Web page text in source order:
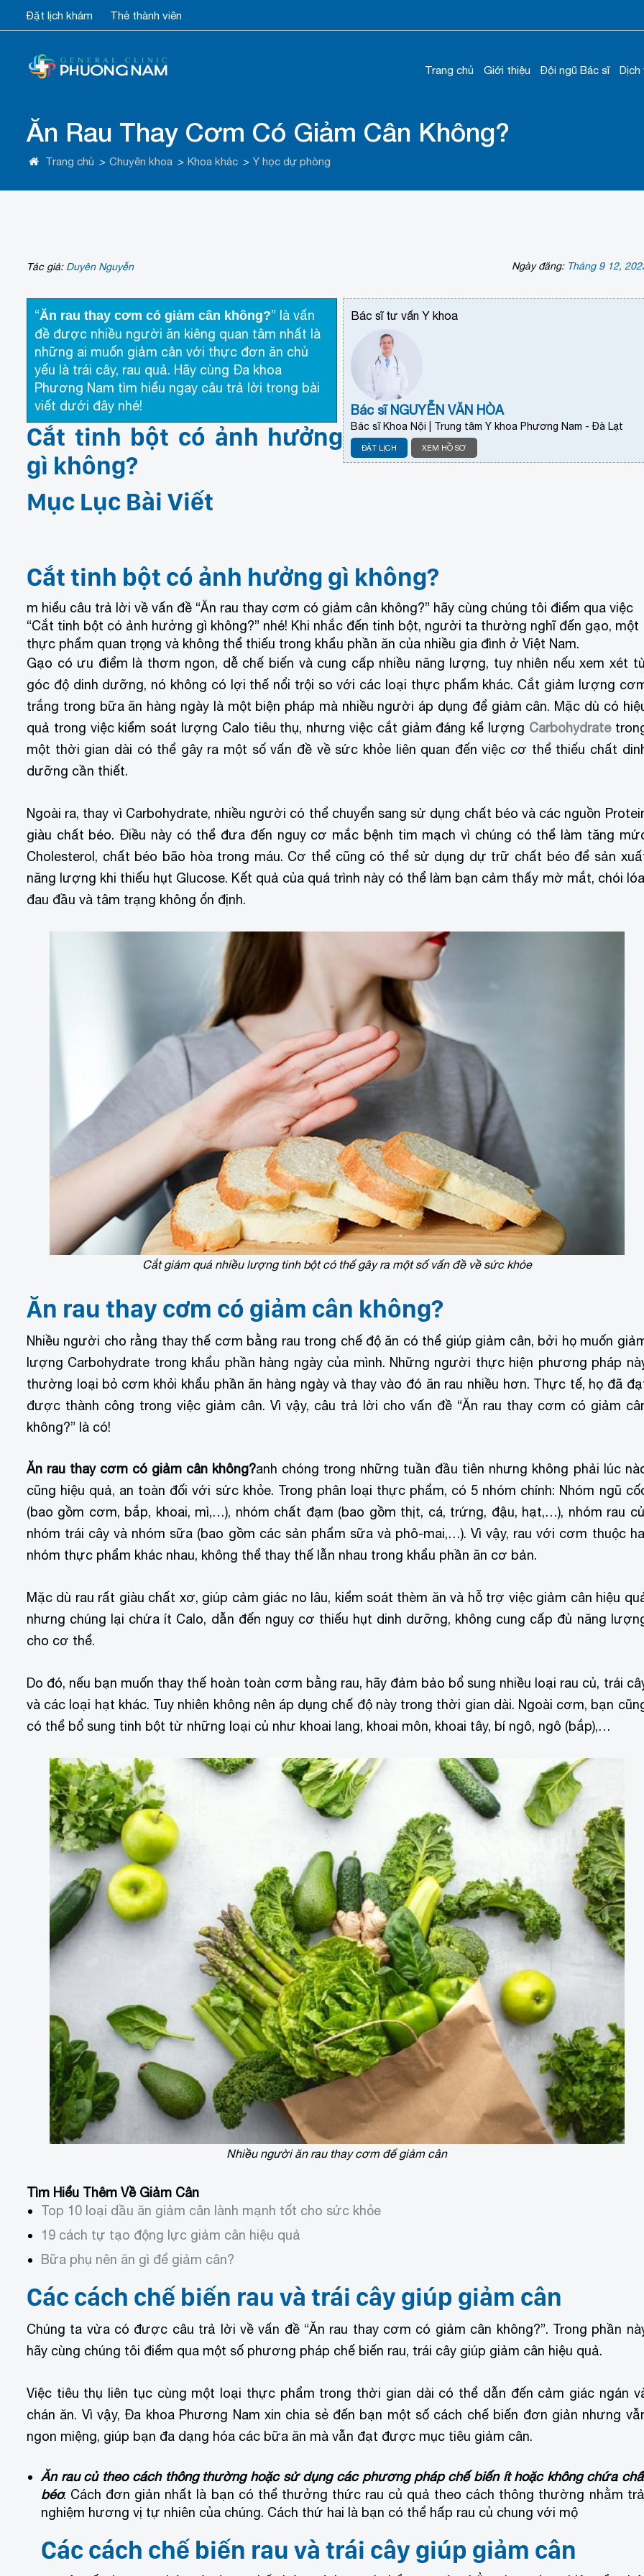
Đặt lịch khám Thẻ thành viên
Trang chủ Giới thiệu Đội ngũ Bác sĩ Dịch
Ăn Rau Thay Cơm Có Giảm Cân Không?
Trang chủ > Chuyên khoa > Khoa khác > Y học dự phòng
Tác giả: Duyên Nguyễn Ngày đăng: Tháng 9 12,
Bác sĩ tư vấn Y khoa
Bác sĩ NGUYỄN VĂN HÒA
Bác sĩ Khoa Nội | Trung tâm Y khoa Phương Nam - Đà Lạt
ĐẶT LỊCH XEM HỒ SƠ
“Ăn rau thay cơm có giảm cân không?” là vấn
đề được nhiều người ăn kiêng quan tâm nhất là
những ai muốn giảm cân với thực đơn ăn chủ
yếu là trái cây, rau quả. Hãy cùng Đa khoa
Phương Nam tìm hiểu ngay câu trả lời trong bài
viết dưới đây nhé!
Cắt tinh bột có ảnh hưởng
gì không?
Mục Lục Bài Viết
Cắt tinh bột có ảnh hưởng gì không?
m hiểu câu trả lời về vấn đề “Ăn rau thay cơm có giảm cân không?” hãy cùng chúng tôi điểm qua việc
“Cắt tinh bột có ảnh hưởng gì không?” nhé! Khi nhắc đến tinh bột, người ta thường nghĩ đến gạo, một
thực phẩm quan trọng và không thể thiếu trong khẩu phần ăn của nhiều gia đình ở Việt Nam.
Gạo có ưu điểm là thơm ngon, dễ chế biến và cung cấp nhiều năng lượng, tuy nhiên nếu xem xét
góc độ dinh dưỡng, nó không có lợi thế nổi trội so với các loại thực phẩm khác. Cắt giảm lượng
trắng trong bữa ăn hàng ngày là một biện pháp mà nhiều người áp dụng để giảm cân. Mặc dù có
quả trong việc kiểm soát lượng Calo tiêu thụ, nhưng việc cắt giảm đáng kể lượng Carbohydrate
một thời gian dài có thể gây ra một số vấn đề về sức khỏe liên quan đến việc cơ thể thiếu chất
dưỡng cần thiết.
Ngoài ra, thay vì Carbohydrate, nhiều người có thể chuyển sang sử dụng chất béo và các nguồn
giàu chất béo. Điều này có thể đưa đến nguy cơ mắc bệnh tim mạch vì chúng có thể làm tăng
Cholesterol, chất béo bão hòa trong máu. Cơ thể cũng có thể sử dụng dự trữ chất béo để sản
năng lượng khi thiếu hụt Glucose. Kết quả của quá trình này có thể làm bạn cảm thấy mờ mắt, chói
đau đầu và tâm trạng không ổn định.
Cắt giảm quá nhiều lượng tinh bột có thể gây ra một số vấn đề về sức khỏe
Ăn rau thay cơm có giảm cân không?
Nhiều người cho rằng thay thế cơm bằng rau trong chế độ ăn có thể giúp giảm cân, bởi họ muốn
lượng Carbohydrate trong khẩu phần hàng ngày của mình. Những người thực hiện phương pháp
thường loại bỏ cơm khỏi khẩu phần ăn hàng ngày và thay vào đó ăn rau nhiều hơn. Thực tế, họ đã
được thành công trong việc giảm cân. Vì vậy, câu trả lời cho vấn đề “Ăn rau thay cơm có giảm
không?” là có!
Ăn rau thay cơm có giảm cân không?anh chóng trong những tuần đầu tiên nhưng không phải lúc
cũng hiệu quả, an toàn đối với sức khỏe. Trong phân loại thực phẩm, có 5 nhóm chính: Nhóm ngũ
(bao gồm cơm, bắp, khoai, mì,…), nhóm chất đạm (bao gồm thịt, cá, trứng, đậu, hạt,…), nhóm rau
nhóm trái cây và nhóm sữa (bao gồm các sản phẩm sữa và phô-mai,…). Vì vậy, rau với cơm thuộc
nhóm thực phẩm khác nhau, không thể thay thế lẫn nhau trong khẩu phần ăn cơ bản.
Mặc dù rau rất giàu chất xơ, giúp cảm giác no lâu, kiểm soát thèm ăn và hỗ trợ việc giảm cân hiệu
nhưng chúng lại chứa ít Calo, dẫn đến nguy cơ thiếu hụt dinh dưỡng, không cung cấp đủ năng
cho cơ thể.
Do đó, nếu bạn muốn thay thế hoàn toàn cơm bằng rau, hãy đảm bảo bổ sung nhiều loại rau củ, trái
và các loại hạt khác. Tuy nhiên không nên áp dụng chế độ này trong thời gian dài. Ngoài cơm, bạn
có thể bổ sung tinh bột từ những loại củ như khoai lang, khoai môn, khoai tây, bí ngô, ngô (bắp),…
Nhiều người ăn rau thay cơm để giảm cân
Tìm Hiểu Thêm Về Giảm Cân
Top 10 loại dầu ăn giảm cân lành mạnh tốt cho sức khỏe
19 cách tự tạo động lực giảm cân hiệu quả
Bữa phụ nên ăn gì để giảm cân?
Các cách chế biến rau và trái cây giúp giảm cân
Chúng ta vừa có được câu trả lời về vấn đề “Ăn rau thay cơm có giảm cân không?”. Trong phần
hãy cùng chúng tôi điểm qua một số phương pháp chế biến rau, trái cây giúp giảm cân hiệu quả.
Việc tiêu thụ liên tục cùng một loại thực phẩm trong thời gian dài có thể dẫn đến cảm giác ngán
chán ăn. Vì vậy, Đa khoa Phương Nam xin chia sẻ đến bạn một số cách chế biến đơn giản nhưng
ngon miệng, giúp bạn đa dạng hóa các bữa ăn mà vẫn đạt được mục tiêu giảm cân.
Ăn rau củ theo cách thông thường hoặc sử dụng các phương pháp chế biến ít hoặc không chứa
béo: Cách đơn giản nhất là bạn có thể thưởng thức rau củ quả theo cách thông thường nhằm
nghiệm hương vị tự nhiên của chúng. Cách thứ hai là bạn có thể hấp rau củ chung với mộ
Các cách chế biến rau và trái cây giúp giảm cân